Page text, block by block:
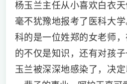
杨玉兰主任从小喜欢白衣
毫不犹豫地报考了医科大
科的是一位姓郑的女老师
的不仅是知识，还有对孩
玉兰被深深地感染了，决